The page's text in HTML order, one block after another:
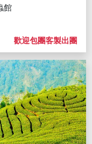
館
歡迎包團客製出團